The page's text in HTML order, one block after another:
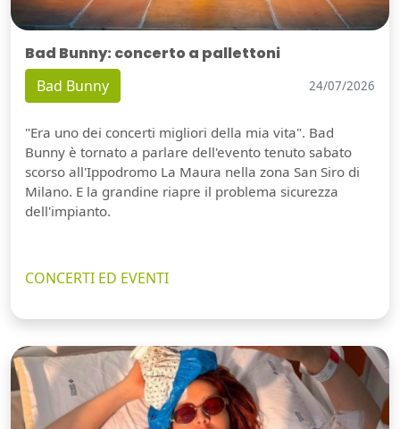
Bad Bunny: concerto a pallettoni
Bad Bunny 24/07/2026
"Era uno dei concerti migliori della mia vita". Bad
Bunny è tornato a parlare dell'evento tenuto sabato
scorso all'Ippodromo La Maura nella zona San Siro di
Milano. E la grandine riapre il problema sicurezza
dell'impianto.
CONCERTI ED EVENTI